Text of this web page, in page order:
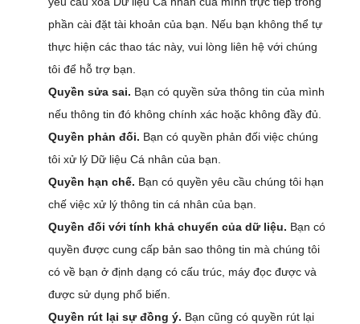
phần cài đặt tài khoản của bạn. Nếu bạn không thể tự
thực hiện các thao tác này, vui lòng liên hệ với chúng
tôi để hỗ trợ bạn.
Quyền sửa sai. Bạn có quyền sửa thông tin của mình
nếu thông tin đó không chính xác hoặc không đầy đủ.
Quyền phản đối. Bạn có quyền phản đối việc chúng
tôi xử lý Dữ liệu Cá nhân của bạn.
Quyền hạn chế. Bạn có quyền yêu cầu chúng tôi hạn
chế việc xử lý thông tin cá nhân của bạn.
Quyền đối với tính khả chuyển của dữ liệu. Bạn có
quyền được cung cấp bản sao thông tin mà chúng tôi
có về bạn ở định dạng có cấu trúc, máy đọc được và
được sử dụng phổ biến.
Quyền rút lại sự đồng ý. Bạn cũng có quyền rút lại